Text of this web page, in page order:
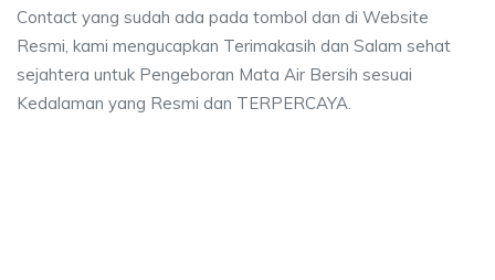
Contact yang sudah ada pada tombol dan di Website
Resmi, kami mengucapkan Terimakasih dan Salam sehat
sejahtera untuk Pengeboran Mata Air Bersih sesuai
Kedalaman yang Resmi dan TERPERCAYA.